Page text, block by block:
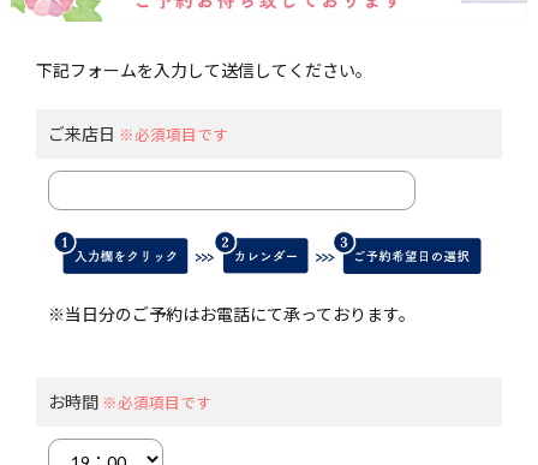
下記フォームを入力して送信してください。
ご来店日 ※必須項目です
※当日分のご予約はお電話にて承っております。
お時間 ※必須項目です